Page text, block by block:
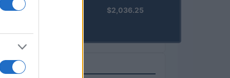
PRIME)
$2,036.25
PIÙ LETTI